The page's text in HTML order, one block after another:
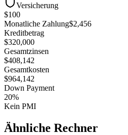
Versicherung
$100
Monatliche Zahlung$2,456
Kreditbetrag
$320,000
Gesamtzinsen
$408,142
Gesamtkosten
$964,142
Down Payment
20%
Kein PMI
Ähnliche Rechner